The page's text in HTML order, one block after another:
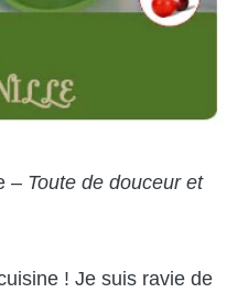
– Toute de douceur et
! Je suis ravie de